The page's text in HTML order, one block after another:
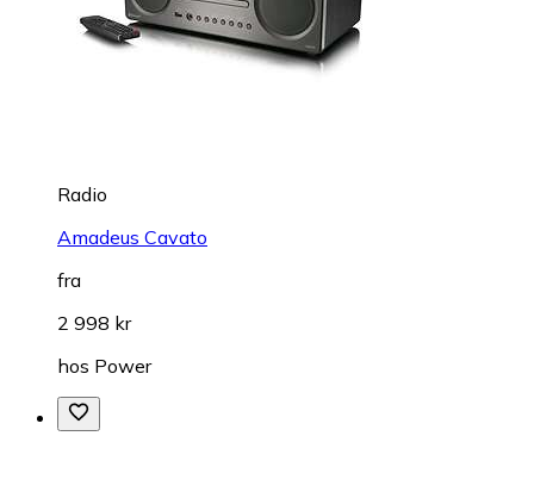
Radio
Amadeus Cavato
fra
2 998 kr
hos Power